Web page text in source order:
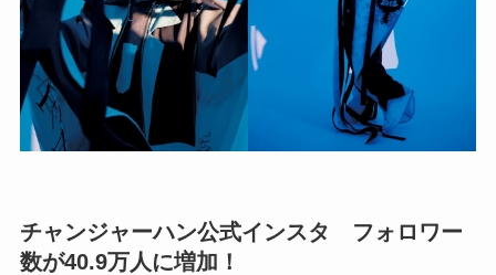
チャンジャーハン公式インスタ フォロワー
数が40.9万人に増加！